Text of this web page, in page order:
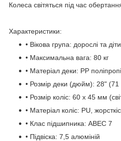
Колеса світяться під час
Характеристики:
• Вікова група: дорослі та
• Максимальна вага: 80 кг
• Матеріал деки: PP
• Розмір деки (дюйм): 28"
• Розмір коліс: 60 х 45 мм
• Матеріал коліс: PU,
• Клас підшипника: ABEC 7
• Підвіска: 7,5 алюміній